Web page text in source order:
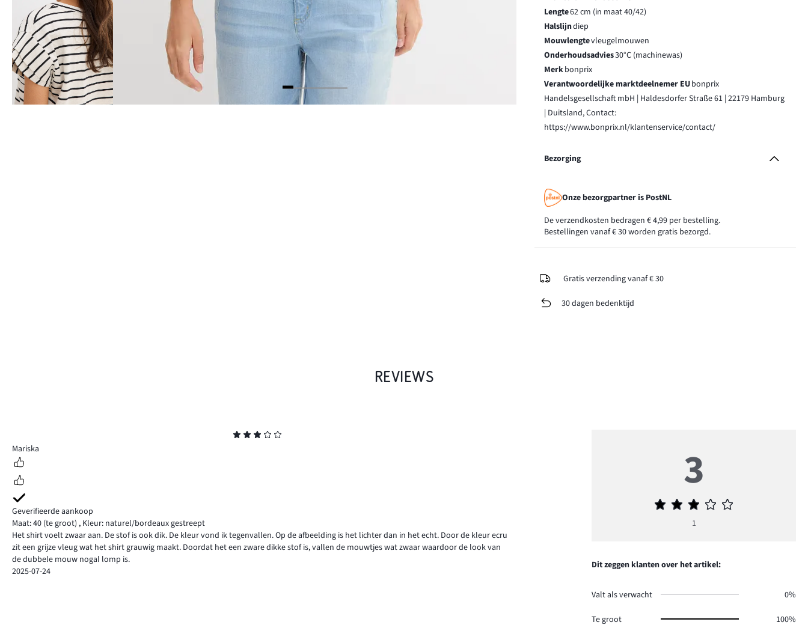
Lengte62 cm (in maat 40/42)
Halslijndiep
Mouwlengtevleugelmouwen
Onderhoudsadvies30°C (machinewas)
Merkbonprix
Verantwoordelijke marktdeelnemer EUbonprix
Handelsgesellschaft mbH | Haldesdorfer Straße 61 | 22179 Hamburg
| Duitsland, Contact:
https://www.bonprix.nl/klantenservice/contact/
Bezorging
Onze bezorgpartner is PostNL
De verzendkosten bedragen € 4,99 per bestelling.
Bestellingen vanaf € 30 worden gratis bezorgd.
Gratis verzending vanaf € 30
30 dagen bedenktijd
REVIEWS
3
Mariska
Geverifieerde aankoop
Maat: 40 (te groot) , Kleur: naturel/bordeaux gestreept
Het shirt voelt zwaar aan. De stof is ook dik. De kleur vond ik tegenvallen. Op de afbeelding is het lichter dan in het echt. Door de kleur ecru
zit een grijze vleug wat het shirt grauwig maakt. Doordat het een zware dikke stof is, vallen de mouwtjes wat zwaar waardoor de look van
de dubbele mouw nogal lomp is.
2025-07-24
3
Gemiddelde
3
1
Dit zeggen klanten over het artikel:
Valt als verwacht 0%
Te groot 100%